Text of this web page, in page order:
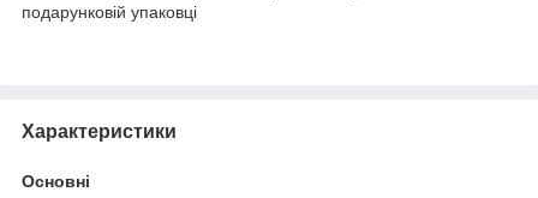
подарунковій упаковці
Характеристики
Основні